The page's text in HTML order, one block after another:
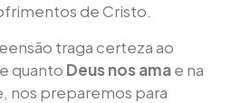
de Cristo.
traga certeza ao
quanto Deus nos amae na
nos preparemos para